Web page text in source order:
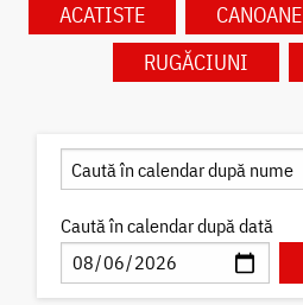
ACATISTE CANOANE
RUGĂCIUNI
Caută în calendar după dată